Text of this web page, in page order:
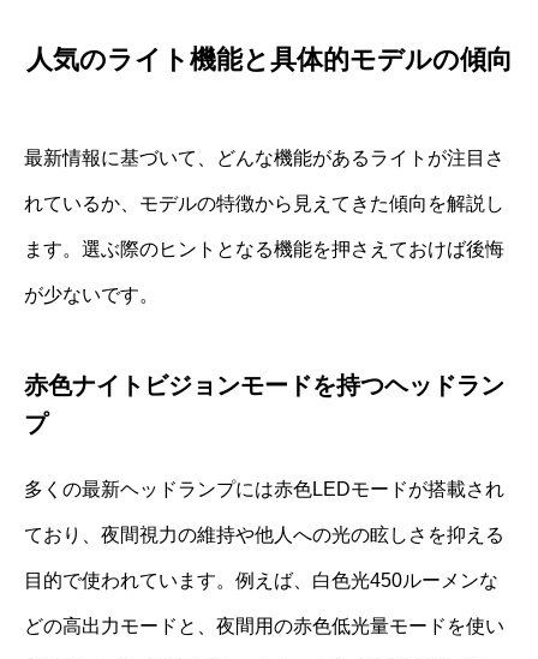
人気のライト機能と具体的モデルの傾向
最新情報に基づいて、どんな機能があるライトが注目さ
れているか、モデルの特徴から見えてきた傾向を解説し
ます。選ぶ際のヒントとなる機能を押さえておけば後悔
が少ないです。
赤色ナイトビジョンモードを持つヘッドラン
プ
多くの最新ヘッドランプには赤色LEDモードが搭載され
ており、夜間視力の維持や他人への光の眩しさを抑える
目的で使われています。例えば、白色光450ルーメンな
どの高出力モードと、夜間用の赤色低光量モードを使い